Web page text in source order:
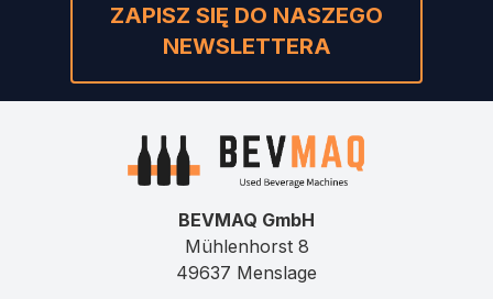
ZAPISZ SIĘ DO NASZEGO
NEWSLETTERA
BEVMAQ GmbH
Mühlenhorst 8
49637 Menslage